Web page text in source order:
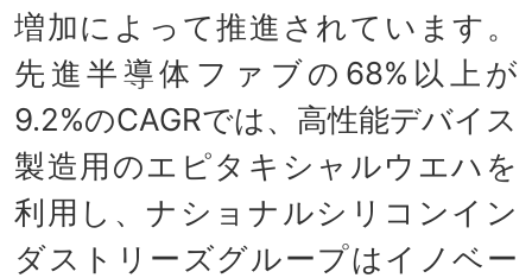
増加によって推進されています。
先進半導体ファブの68%以上が
9.2%のCAGRでは、高性能デバイス
製造用のエピタキシャルウエハを
利用し、ナショナルシリコンイン
ダストリーズグループはイノベー